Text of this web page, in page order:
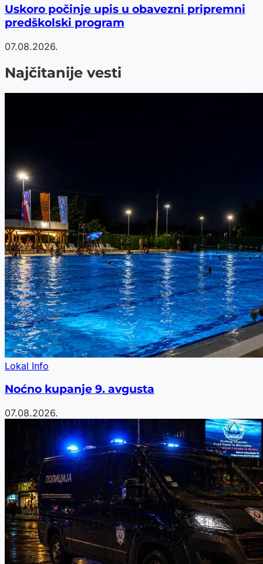
Uskoro počinje upis u obavezni pripremni
predškolski program
07.08.2026.
Najčitanije vesti
Lokal Info
Noćno kupanje 9. avgusta
07.08.2026.